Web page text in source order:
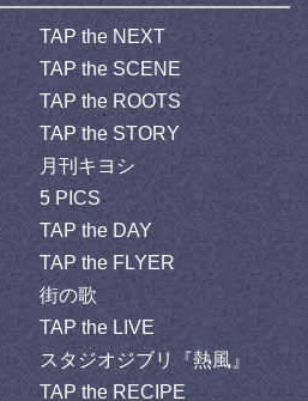
TAP the NEXT
TAP the SCENE
TAP the ROOTS
TAP the STORY
月刊キヨシ
5 PICS
TAP the DAY
TAP the FLYER
街の歌
TAP the LIVE
スタジオジブリ『熱風』
TAP the RECIPE